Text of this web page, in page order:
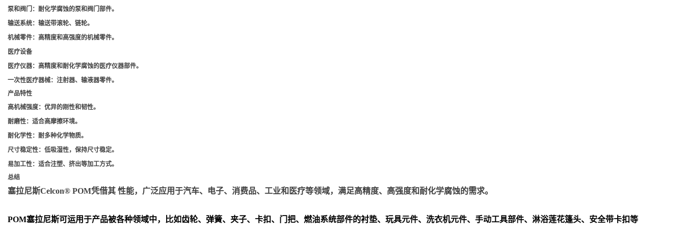
泵和阀门 ：耐化学腐蚀的泵和阀门部件。
输送系统：输送带滚轮、链轮。
机械零件：高精度和高强度的机械零件。
医疗设备
医疗仪器：高精度和耐化学腐蚀的医疗仪器部件。
一次性医疗器械：注射器、输液器零件。
产品特性
高机械强度：优异的刚性和韧性。
耐磨性：适合高摩擦环境。
耐化学性：耐多种化学物质。
尺寸稳定性：低吸湿性，保持尺寸稳定。
易加工性：适合注塑、挤出等加工方式。
总结
塞拉尼斯Celcon® POM凭借其 性能，广泛应用于汽车、电子、消费品、工业和医疗等领域，满足高精度、高强度和耐化学腐蚀的需求。
POM塞拉尼斯可运用于产品被各种领域中，比如齿轮、弹簧、夹子、卡扣、门把、 燃油系统部件的衬垫、玩具元件、洗衣机元件、手动工具部件、淋浴莲花篷头、安全带卡扣等